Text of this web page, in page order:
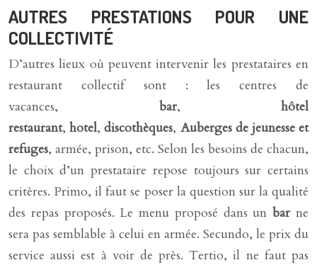
AUTRES PRESTATIONS POUR UNE
COLLECTIVITÉ
D’autres lieux où peuvent intervenir les prestataires en
restaurant collectif sont : les centres de
vacances, bar, hôtel
restaurant,hotel,discothèques, Auberges de jeunesse et
refuges, armée, prison, etc. Selon les besoins de chacun,
le choix d’un prestataire repose toujours sur certains
critères. Primo, il faut se poser la question sur la qualité
des repas proposés. Le menu proposé dans unbarne
sera pas semblable à celui en armée. Secundo, le prix du
service aussi est à voir de près. Tertio, il ne faut pas